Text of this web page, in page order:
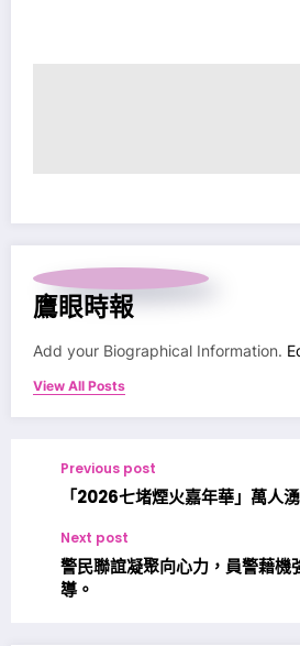
鷹眼時報
Add your Biographical Information.
View All Posts
Previous post
「2026七堵煙火嘉年華」萬人
Next post
警民聯誼凝聚向心力，員警藉機
導。